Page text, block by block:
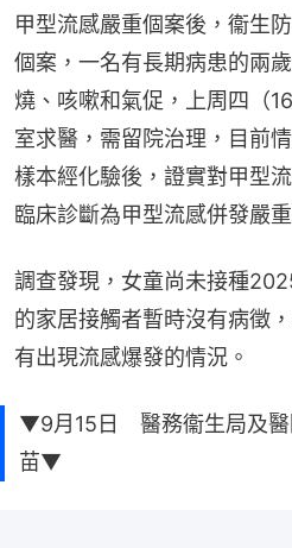
甲型流感嚴重個案後，衞生
個案，一名有長期病患的兩
燒、咳嗽和氣促，上周四（
室求醫，需留院治理，目前
樣本經化驗後，證實對甲型
臨床診斷為甲型流感併發嚴重
調查發現，女童尚未接種
的家居接觸者暫時沒有病徵
有出現流感爆發的情況。
▼9月15日 醫務衞生局及醫
苗▼